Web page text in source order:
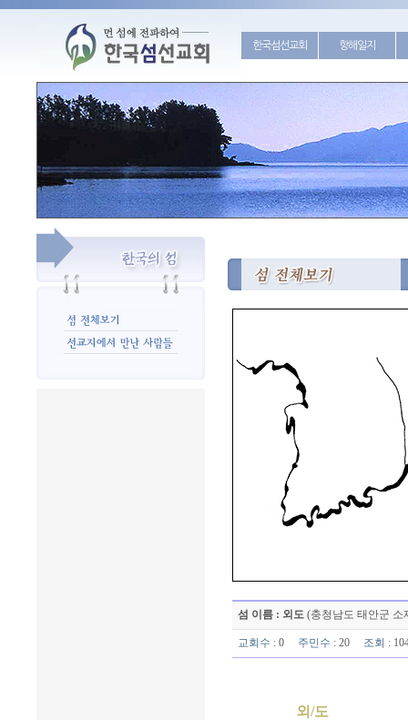
한국섬선교회 항해일지
섬 이름 : 외도 (충청남도 태안군 소
교회수 : 0 주민수 : 20 조회 :
외/도